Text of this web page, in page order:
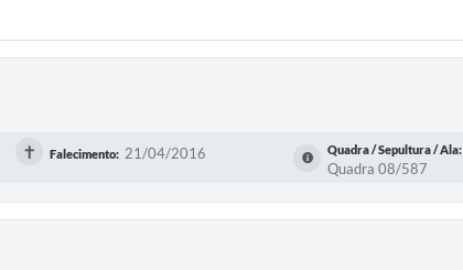
✝ Falecimento: 21/04/2016 Quadra / Sepultura / Ala:
Quadra 08/587